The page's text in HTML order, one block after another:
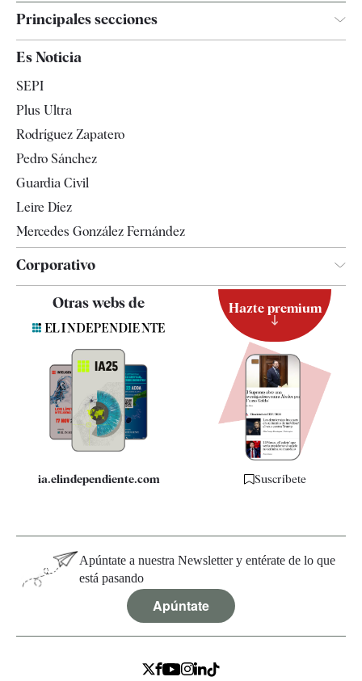
Principales secciones
España
Televisión
Es Noticia
SEPI
Plus Ultra
Rodríguez Zapatero
Pedro Sánchez
Guardia Civil
Leire Díez
Mercedes González Fernández
Corporativo
Contacto
Quiénes somos
Especificaciones
Otras webs de
ia.elindependiente.com
Hazte premium
Suscríbete
Apúntate a nuestra Newsletter y entérate de lo que
está pasando
Apúntate